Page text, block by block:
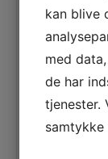
12 glas 84 cl.
Varenummer
kan blive
med
de har
tjenester.